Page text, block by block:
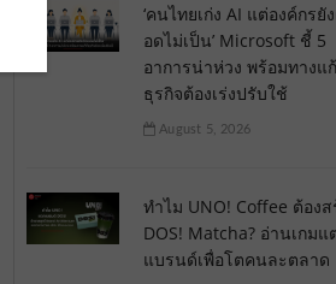
‘คนไทยเก่ง AI แต่องค์กรยั
อดไม่เป็น’ Microsoft ชี้ 5
อาการน่าห่วง พร้อมทางแ
ธุรกิจต้องเร่งปรับใช้
August 5, 2026
ทำไม UNO! Coffee ต้องส
DOS! Matcha? อ่านเกมแ
แบรนด์เพื่อโตคนละตลาด